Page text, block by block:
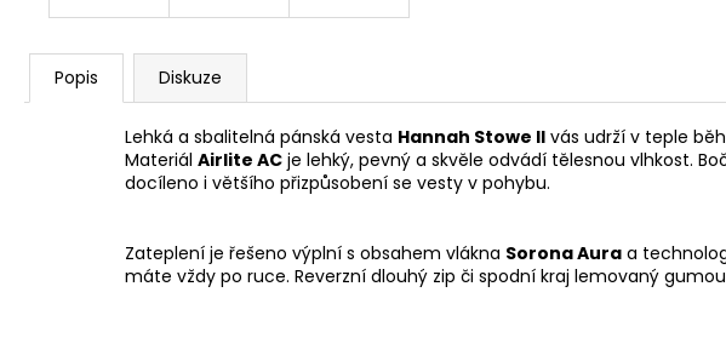
Popis Diskuze
Lehká a sbalitelná pánská vesta Hannah Stowe II vás udrží v teple
Materiál Airlite AC je lehký, pevný a skvěle odvádí tělesnou vlhkost.
docíleno i většího přizpůsobení se vesty v pohybu.
Zateplení je řešeno výplní s obsahem vlákna Sorona Aura a
máte vždy po ruce. Reverzní dlouhý zip či spodní kraj lemovaný